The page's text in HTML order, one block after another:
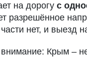
на дорогус
разрешённое
нет, и выезд
Крым –